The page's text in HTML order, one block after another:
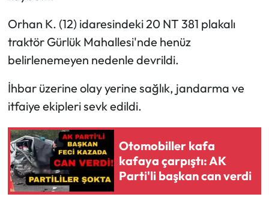
Orhan K. (12) idaresindeki 20 NT 381 plakalı
traktör Gürlük Mahallesi'nde henüz
belirlenemeyen nedenle devrildi.
İhbar üzerine olay yerine sağlık, jandarma ve
itfaiye ekipleri sevk edildi.
Otomobiller kafa
kafaya çarpıştı: AK
Parti'li başkan can verdi